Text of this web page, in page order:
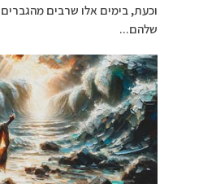
וכעת, בימים אלו שרבים
שלהם...